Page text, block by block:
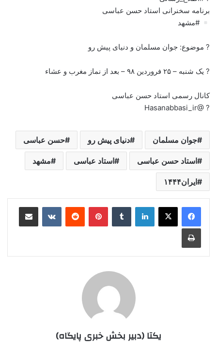
برنامه سخنرانی استاد حسن عباسی
#مشهد
? موضوع: جوان مسلمان و دنیای پیش رو
? یک شنبه – ۲۵ فروردین ۹۸ – بعد از نماز مغرب و عشاء
کانال رسمی استاد حسن عباسی
? @Hasanabbasi_ir
جوان مسلمان دنیای پیش رو حسن عباسی
استاد حسن عباسی استاد عباسی مشهد
ایران۱۴۴۴
لینکدین ‫تامبلر ‫پین‌ترست‫رددیت ‫VKontakteاشتراک گذاری از طریق ایمیل
چاپ
یکتا (دبیر بخش خبری پایگاه)